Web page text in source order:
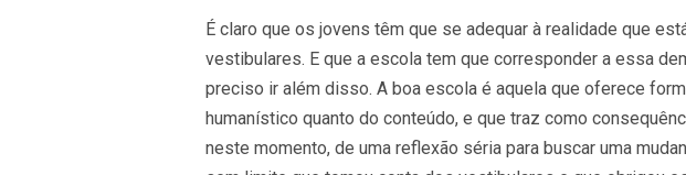
É claro que os jovens têm que se adequar à realidade que
vestibulares. E que a escola tem que corresponder a essa
preciso ir além disso. A boa escola é aquela que oferece
humanístico quanto do conteúdo, e que traz como
neste momento, de uma reflexão séria para buscar uma